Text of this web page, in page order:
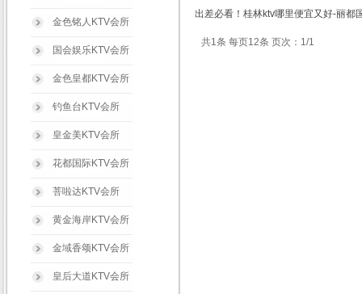
金色铭人KTV会所
国会娱乐KTV会所
金色皇都KTV会所
钓鱼台KTV会所
皇金美KTV会所
花都国际KTV会所
菩啦达KTV会所
黄金海岸KTV会所
金域香颂KTV会所
皇后大道KTV会所
出差必看！桂林ktv哪里便宜又好-丽都
共1条 每页12条 页次：1/1